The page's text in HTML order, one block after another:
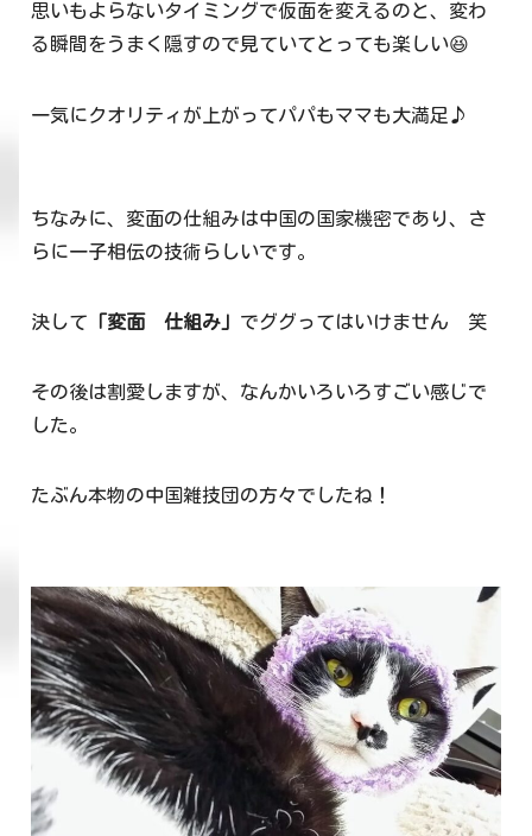
思いもよらないタイミングで仮面を変えるのと、変わ
る瞬間をうまく隠すので見ていてとっても楽しい😆
一気にクオリティが上がってパパもママも大満足♪
ちなみに、変面の仕組みは中国の国家機密であり、さ
らに一子相伝の技術らしいです。
決して 「変面 仕組み」 でググってはいけません 笑
その後は割愛しますが、なんかいろいろすごい感じで
した。
たぶん本物の中国雑技団の方々でしたね！